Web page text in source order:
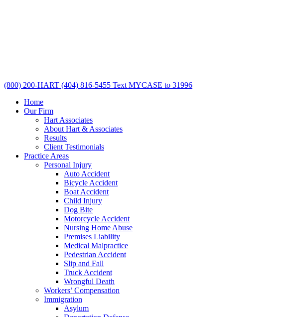
(800) 200-HART (404) 816-5455 Text MYCASE to 31996
Home
Our Firm
Hart Associates
About Hart & Associates
Results
Client Testimonials
Practice Areas
Personal Injury
Auto Accident
Bicycle Accident
Boat Accident
Child Injury
Dog Bite
Motorcycle Accident
Nursing Home Abuse
Premises Liability
Medical Malpractice
Pedestrian Accident
Slip and Fall
Truck Accident
Wrongful Death
Workers’ Compensation
Immigration
Asylum